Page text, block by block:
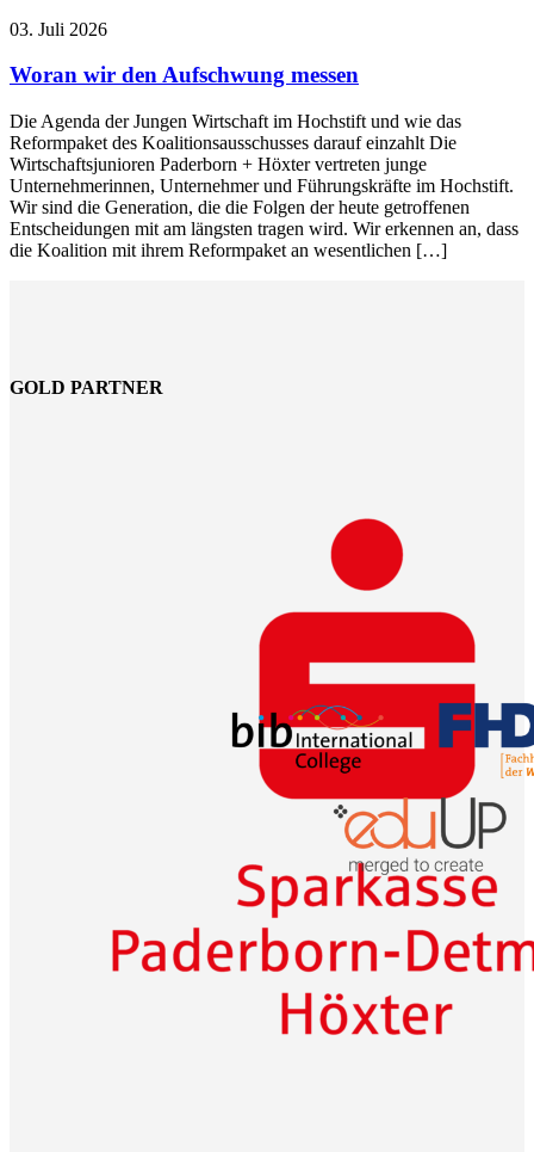
03. Juli 2026
Woran wir den Aufschwung messen
Die Agenda der Jungen Wirtschaft im Hochstift und wie das
Reformpaket des Koalitionsausschusses darauf einzahlt Die
Wirtschaftsjunioren Paderborn + Höxter vertreten junge
Unternehmerinnen, Unternehmer und Führungskräfte im Hochstift.
Wir sind die Generation, die die Folgen der heute getroffenen
Entscheidungen mit am längsten tragen wird. Wir erkennen an, dass
die Koalition mit ihrem Reformpaket an wesentlichen […]
GOLD PARTNER